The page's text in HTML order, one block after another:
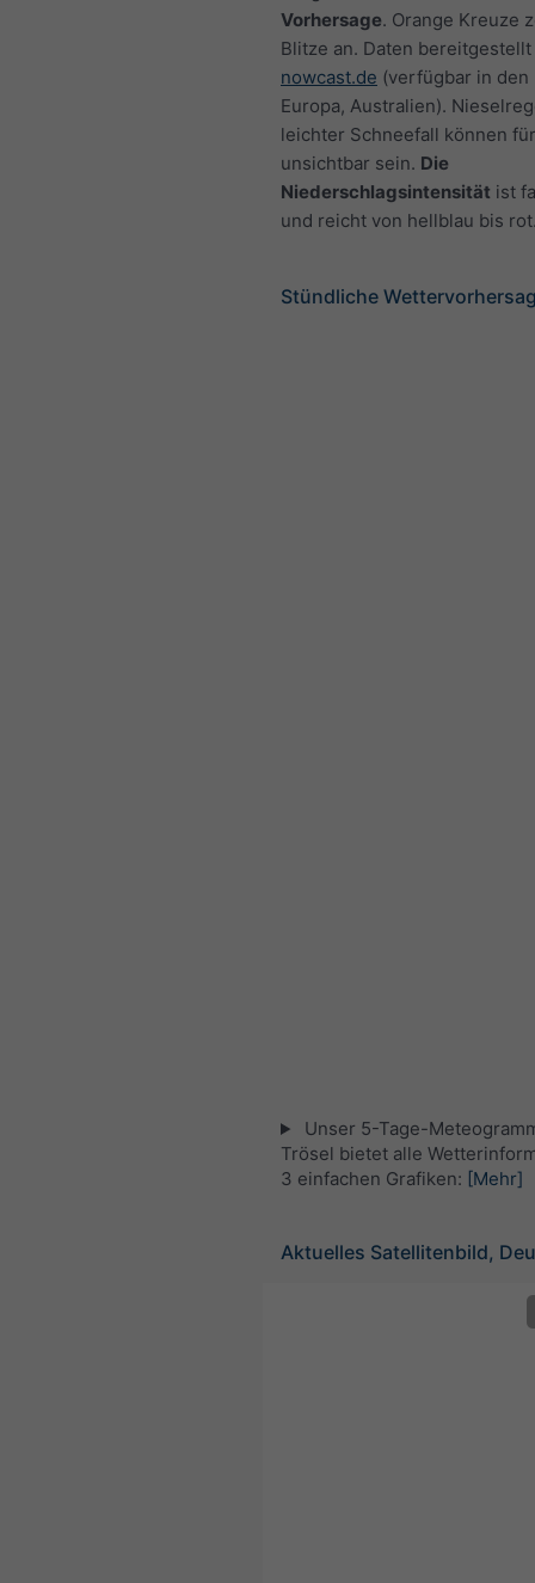
Vorhersage. Orange Kreuze
Blitze an. Daten
nowcast.de (verfügbar in den
Europa, Australien).
leichter Schneefall können
unsichtbar sein. Die
Niederschlagsintensität ist
und reicht von hellblau bis
Stündliche
Unser 5-Tage-
Trösel bietet alle
3 einfachen Grafiken: [Mehr]
Aktuelles Satellitenbild,